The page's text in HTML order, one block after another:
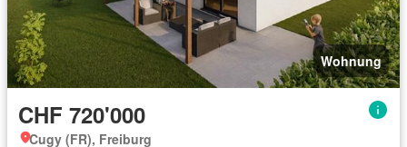
Wohnung
CHF 720'000
Cugy (FR), Freiburg